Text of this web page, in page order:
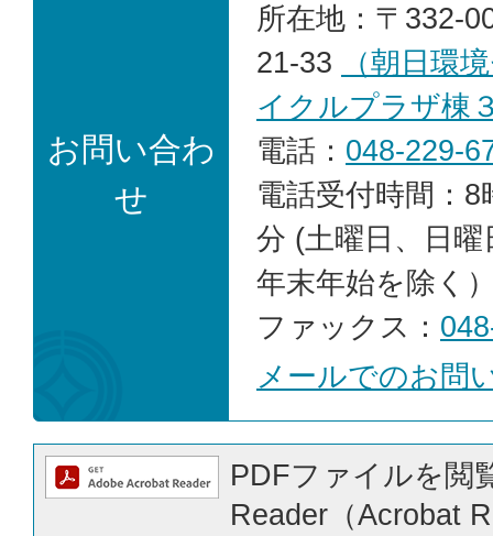
お問い合わ
せ
所在地：〒332-
21-33
（朝日環
イクルプラザ棟
電話： 048-229-
電話受付時間：
分 (土曜日、日
年末年始を除く
ファックス：
メールでのお問
PDFファイルを閲
Reader（Acrobat